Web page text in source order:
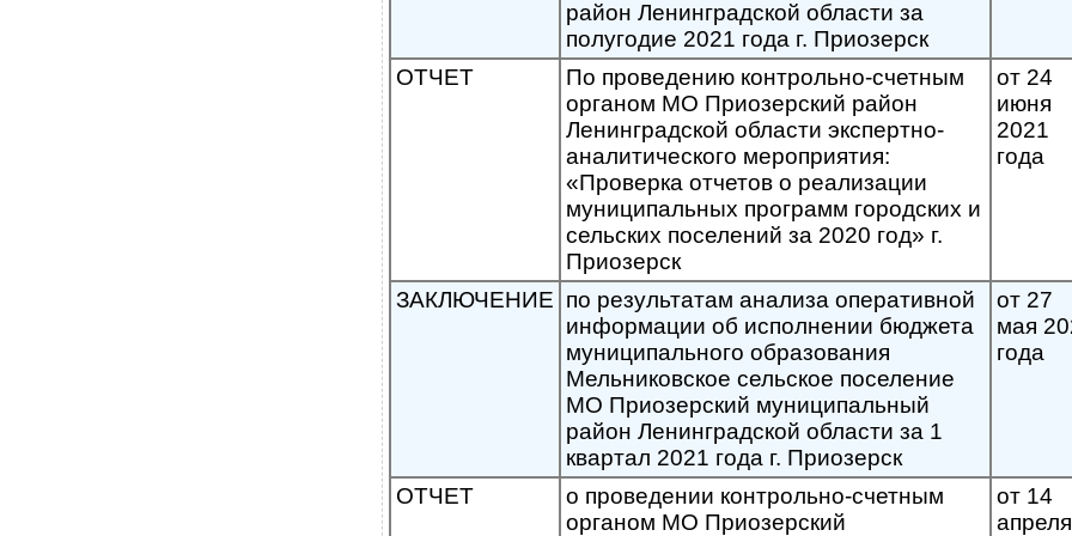
район Ленинградской области за
полугодие 2021 года г. Приозерск
ОТЧЕТ
По проведению контрольно-счетным
органом МО Приозерский район
Ленинградской области экспертно-
аналитического мероприятия:
«Проверка отчетов о реализации
муниципальных программ городских и
сельских поселений за 2020 год» г.
Приозерск
от 24
июня
2021
года
ЗАКЛЮЧЕНИЕ по результатам анализа оперативной
информации об исполнении бюджета
муниципального образования
Мельниковское сельское поселение
МО Приозерский муниципальный
район Ленинградской области за 1
квартал 2021 года г. Приозерск
от 27
мая
года
ОТЧЕТ
о проведении контрольно-счетным
органом МО Приозерский
от 14
апреля